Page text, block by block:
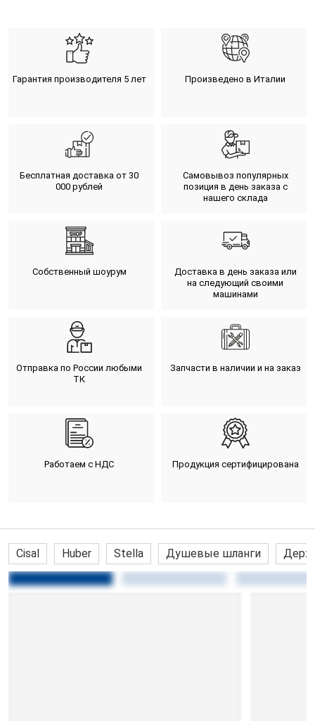
Гарантия производителя 5 лет Произведено в Италии
Бесплатная доставка от 30
000 рублей
Самовывоз популярных
позиция в день заказа с
нашего склада
Собственный шоурум
Доставка в день заказа или
на следующий своими
машинами
Отправка по России любыми
ТК
Запчасти в наличии и на заказ
Работаем с НДС Продукция сертифицирована
Cisal Huber Stella Душевые шланги